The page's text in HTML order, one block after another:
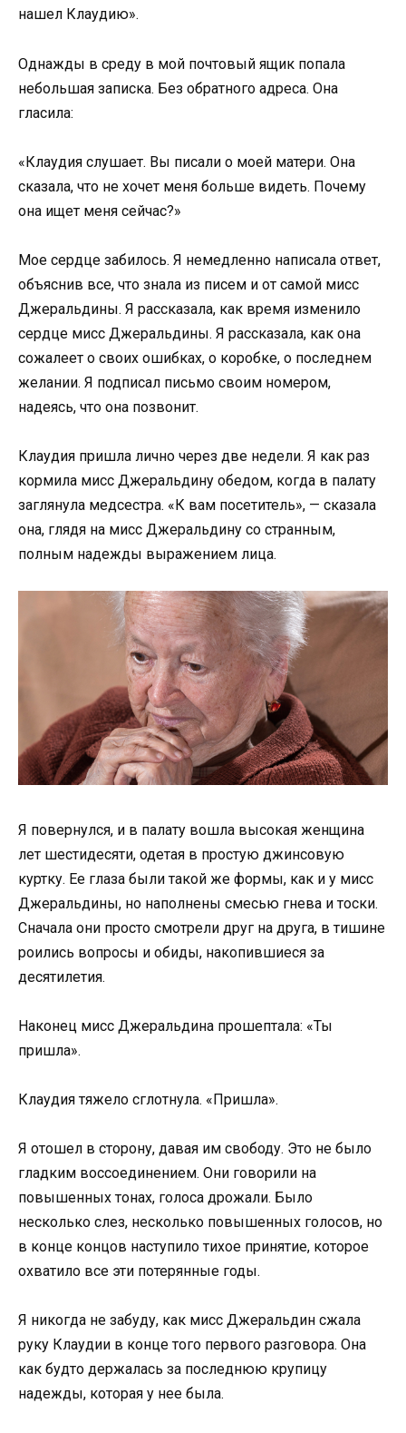
нашел Клаудию».
Однажды в среду в мой почтовый ящик попала
небольшая записка. Без обратного адреса. Она
гласила:
«Клаудия слушает. Вы писали о моей матери. Она
сказала, что не хочет меня больше видеть. Почему
она ищет меня сейчас?»
Мое сердце забилось. Я немедленно написала ответ,
объяснив все, что знала из писем и от самой мисс
Джеральдины. Я рассказала, как время изменило
сердце мисс Джеральдины. Я рассказала, как она
сожалеет о своих ошибках, о коробке, о последнем
желании. Я подписал письмо своим номером,
надеясь, что она позвонит.
Клаудия пришла лично через две недели. Я как раз
кормила мисс Джеральдину обедом, когда в палату
заглянула медсестра. «К вам посетитель», — сказала
она, глядя на мисс Джеральдину со странным,
полным надежды выражением лица.
Я повернулся, и в палату вошла высокая женщина
лет шестидесяти, одетая в простую джинсовую
куртку. Ее глаза были такой же формы, как и у мисс
Джеральдины, но наполнены смесью гнева и тоски.
Сначала они просто смотрели друг на друга, в тишине
роились вопросы и обиды, накопившиеся за
десятилетия.
Наконец мисс Джеральдина прошептала: «Ты
пришла».
Клаудия тяжело сглотнула. «Пришла».
Я отошел в сторону, давая им свободу. Это не было
гладким воссоединением. Они говорили на
повышенных тонах, голоса дрожали. Было
несколько слез, несколько повышенных голосов, но
в конце концов наступило тихое принятие, которое
охватило все эти потерянные годы.
Я никогда не забуду, как мисс Джеральдин сжала
руку Клаудии в конце того первого разговора. Она
как будто держалась за последнюю крупицу
надежды, которая у нее была.